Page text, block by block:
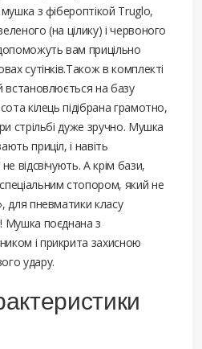
мушка з фібероптікой Truglo,
(на цілику) і червоного
вам прицільно
сутінків.Також в комплекті
встановлюється на базу
кілець підібрана грамотно,
стрільбі дуже зручно. Мушка
приціл, і навіть
відсвічують. А крім бази,
стопором, який не
для пневматики класу
Мушка поєднана з
і прикрита захисною
удару.